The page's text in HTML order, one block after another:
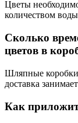
Цветы
количеством
Сколько
цветов в
Шляпные
доставка
Как